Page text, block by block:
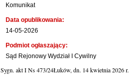
Komunikat
Data opublikowania:
14-05-2026
Podmiot ogłaszający:
Sąd Rejonowy Wydział I Cywilny
Sygn. aktI Ns 473/24Łuków, dn. 14 kwietnia 2026 r.